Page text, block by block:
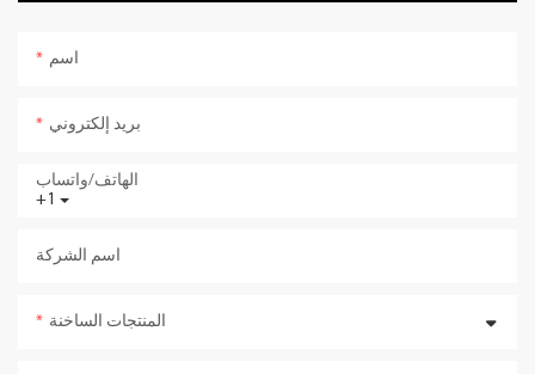
اسم
بريد إلكتروني
+1
الهاتف/واتساب
اسم الشركة
المنتجات الساخنة